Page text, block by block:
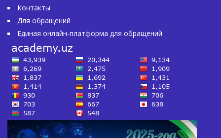
Контакты
Для обращений
Единая онлайн-платформа для обращений